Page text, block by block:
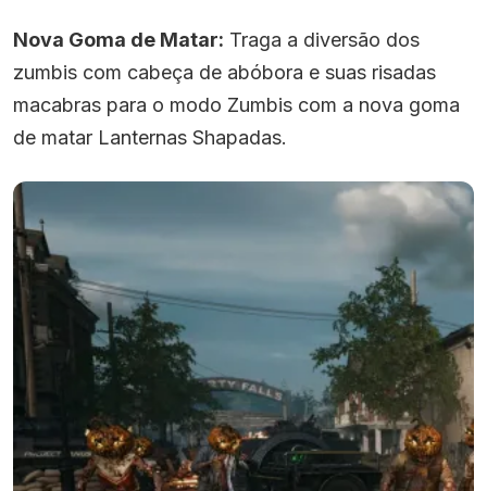
Nova Goma de Matar: Traga a diversão dos
zumbis com cabeça de abóbora e suas risadas
macabras para o modo Zumbis com a nova goma
de matar Lanternas Shapadas.